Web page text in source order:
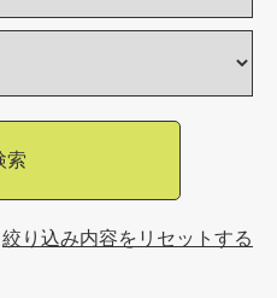
索
絞り込み内容をリセットする